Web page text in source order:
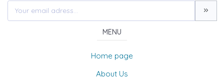
MENU
Home page
About Us